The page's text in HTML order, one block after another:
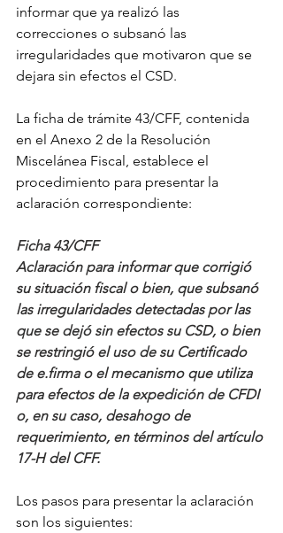
informar que ya realizó las
correcciones o subsanó las
irregularidades que motivaron que se
dejara sin efectos el CSD.
La ficha de trámite 43/CFF, contenida
en el Anexo 2 de la Resolución
Miscelánea Fiscal, establece el
procedimiento para presentar la
aclaración correspondiente:
Ficha 43/CFF
Aclaración para informar que corrigió
su situación fiscal o bien, que subsanó
las irregularidades detectadas por las
que se dejó sin efectos su CSD, o bien
se restringió el uso de su Certificado
de e.firma o el mecanismo que utiliza
para efectos de la expedición de CFDI
o, en su caso, desahogo de
requerimiento, en términos del artículo
17-H del CFF.
Los pasos para presentar la aclaración
son los siguientes: